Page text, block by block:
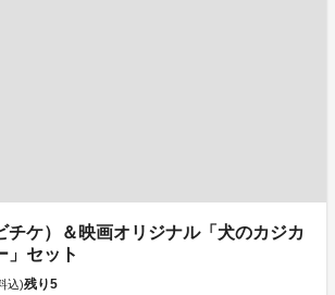
チケ）＆映画オリジナル「犬のカジカ
」セット
込)残り5